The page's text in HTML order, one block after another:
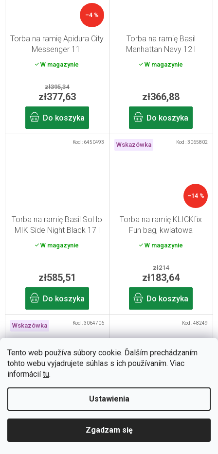
Tento web používa súbory cookie. Ďalším prechádzaním
tohto webu vyjadrujete súhlas s ich používaním. Viac
informáciítu.
Ustawienia
Zgadzam się
–4 %
Torba na ramię Apidura City
Messenger 11"
W magazynie
zł395,34
zł377,63
Do koszyka
Torba na ramię Basil
Manhattan Navy 12 l
W magazynie
zł366,88
Do koszyka
Torba na ramię Basil SoHo
MIK Side Night Black 17 l
W magazynie
zł585,51
Do koszyka
Kod : 6450493 Wskazówka
–14 %
Torba na ramię KLICKfix
Fun bag, kwiatowa
W magazynie
zł214
zł183,64
Do koszyka
Kod :3065802
Wskazówka
RACKTIME Talis Plus 1.0 –
żółta
Kod :3064706
Torba na tylny bagażnik
Valkental ValkBasic czarna
20 l
Kod :48249